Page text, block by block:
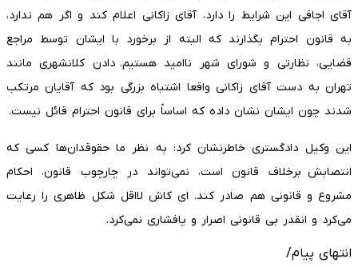
آقای اجاقی این شرایط را دارد، آقای زاکانی اعلام کند و اگر هم ندارد،
به قانون احترام بگذارند که البته از برخورد با ایشان توسط مراجع
قضایی، نظارتی و شورای شهر ناامید هستیم. دادن کلانشهری مانند
تهران به دست آقای زاکانی واقعا اشتباه بزرگی بود که آقایان مرتکب
شدند چون ایشان نشان داده که اساساً برای قانون احترام قائل نیست.
این وکیل دادگستری خاطرنشان کرد: به نظر ما حقوقدان‌ها کسی که
انتصابش برخلاف قانون است، نمی‌تواند در چارچوب قانون، احکام
مشروع و قانونی هم صادر کند. ای کاش لااقل شکل ظاهری را رعایت
می‌کرد و انقدر بی قانونی اصرار و پافشاری نمی‌کرد.
انتهای پیام/